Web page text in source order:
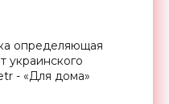
определяющая
украинского
- «Для дома»